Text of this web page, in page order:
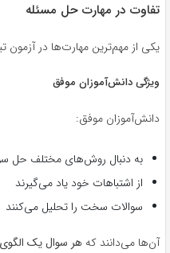
تفاوت در مهارت حل مسئله
یکی از مهم‌ترین مهارت‌ها در آزمون
ویژگی دانش‌آموزان موفق
دانش‌آموزان موفق:
به دنبال روش‌های مختلف حل
از اشتباهات خود یاد می‌گیرند
سوالات سخت را تحلیل می‌کنند
آن‌ها می‌دانند که هر سوال یک